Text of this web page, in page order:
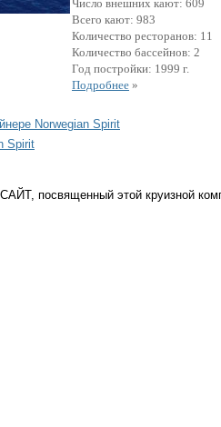
Число внешних кают: 609
Всего кают: 983
Количество ресторанов: 11
Количество бассейнов: 2
Год постройки: 1999 г.
Подробнее »
Norwegian Spirit
Spirit
посвященный этой круизной